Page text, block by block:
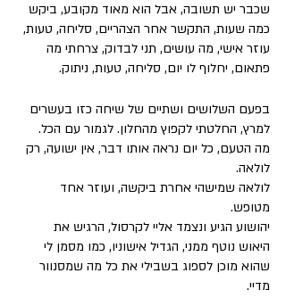
שכבר יש תשובה, אבל הוא מאוד מקובע, ביקש
כמה שעות, התקשר אחר הצהריים, סליחה, טעות,
עוזר אישי, מה עושים, תני לבדוק, צרחתי מה
פתאום, יחלוף לו יום, סליחה, טעות, ניתוק.
בפעם השלושים ושתיים של שיחה כזו בעשרים
למרץ, החלטתי לקפוץ מהחלון. לגמור עם הכל.
מה הטעם, כל יום נראה אותו דבר, אין ישועה, רק
לולאה.
לולאה שמישהי אחרת ביקשה, ועוזר אחד
מטופש.
יהושוע הגיע ונצמד אליי לקרסול, הרגיש את
היאוש נוטף ממני, הגדיל אישוניו, כמו מסמן לי
שהוא מוכן לספוג בשבילי את כל מה שמסנוור
מדיי.